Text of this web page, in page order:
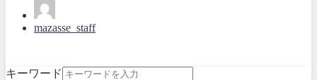
mazasse_staff
キーワード